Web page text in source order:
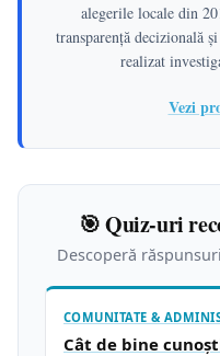
alegerile locale din
transparență decizională
realizat
Vezi
🎯 Quiz-uri
Descoperă
COMUNITATE &
Cât de bine